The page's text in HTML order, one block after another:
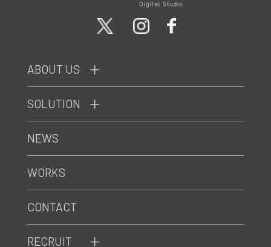
ABOUT US
SOLUTION
RECRUIT
NEWS
WORKS
CONTACT